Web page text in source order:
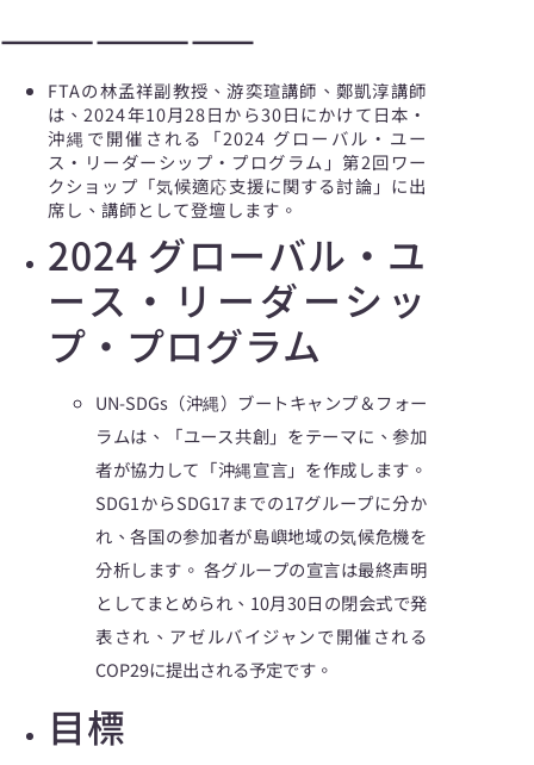
————————
FTAの林孟祥副教授、游奕瑄講師、鄭凱淳講師
は、2024年10月28日から30日にかけて日本・
沖縄で開催される「2024 グローバル・ユー
ス・リーダーシップ・プログラム」第2回ワー
クショップ「気候適応支援に関する討論」に出
席し、講師として登壇します。
2024 グローバル・ユ
ース・リーダーシッ
プ・プログラム
UN-SDGs（沖縄）ブートキャンプ＆フォー
ラムは、「ユース共創」をテーマに、参加
者が協力して「沖縄宣言」を作成します。
SDG1からSDG17までの17グループに分か
れ、各国の参加者が島嶼地域の気候危機を
分析します。 各グループの宣言は最終声明
としてまとめられ、10月30日の閉会式で発
表され、アゼルバイジャンで開催される
COP29に提出される予定です。
目標